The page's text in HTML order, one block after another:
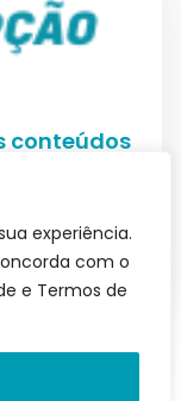
experiência.
com o
e Termos de
conteúdos
Humano –